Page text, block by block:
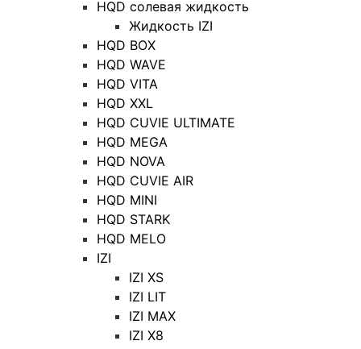
HQD солевая жидкость
Жидкость IZI
HQD BOX
HQD WAVE
HQD VITA
HQD XXL
HQD CUVIE ULTIMATE
HQD MEGA
HQD NOVA
HQD CUVIE AIR
HQD MINI
HQD STARK
HQD MELO
IZI
IZI XS
IZI LIT
IZI MAX
IZI X8